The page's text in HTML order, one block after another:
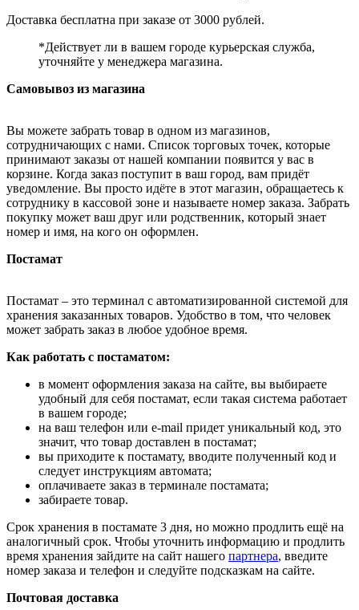
Доставка бесплатна при заказе от 3000 рублей.
*Действует ли в вашем городе курьерская служба,
уточняйте у менеджера магазина.
Самовывоз из магазина
Вы можете забрать товар в одном из магазинов,
сотрудничающих с нами. Список торговых точек, которые
принимают заказы от нашей компании появится у вас в
корзине. Когда заказ поступит в ваш город, вам придёт
уведомление. Вы просто идёте в этот магазин, обращаетесь к
сотруднику в кассовой зоне и называете номер заказа. Забрать
покупку может ваш друг или родственник, который знает
номер и имя, на кого он оформлен.
Постамат
Постамат – это терминал с автоматизированной системой для
хранения заказанных товаров. Удобство в том, что человек
может забрать заказ в любое удобное время.
Как работать с постаматом:
в момент оформления заказа на сайте, вы выбираете
удобный для себя постамат, если такая система работает
в вашем городе;
на ваш телефон или e-mail придет уникальный код, это
значит, что товар доставлен в постамат;
вы приходите к постамату, вводите полученный код и
следует инструкциям автомата;
оплачиваете заказ в терминале постамата;
забираете товар.
Срок хранения в постамате 3 дня, но можно продлить ещё на
аналогичный срок. Чтобы уточнить информацию и продлить
время хранения зайдите на сайт нашего партнера, введите
номер заказа и телефон и следуйте подсказкам на сайте.
Почтовая доставка